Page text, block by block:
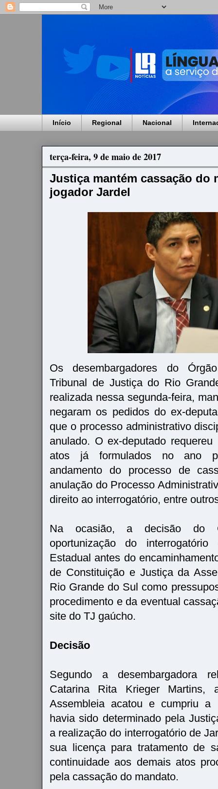
Início Regional Nacional
terça-feira, 9 de maio de 2017
Justiça mantém cassação do
jogador Jardel
Os desembargadores do
Tribunal de Justiça do Rio
realizada nessa segunda-feira,
negaram os pedidos do ex-
que o processo administrativo
anulado. O ex-deputado
atos já formulados no ano
andamento do processo de
anulação do Processo
direito ao interrogatório, entre
Na ocasião, a decisão do
oportunização do
Estadual antes do
de Constituição e Justiça da
Rio Grande do Sul como
procedimento e da eventual
site do TJ gaúcho.
Decisão
Segundo a desembargadora
Catarina Rita Krieger Martins,
Assembleia acatou e cumpriu
havia sido determinado pela
a realização do interrogatório de
sua licença para tratamento de
continuidade aos demais atos
pela cassação do mandato.